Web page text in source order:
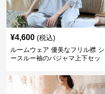
¥4,600 (税込)
ルームウェア 優美なフリル襟 シ
ースルー袖のパジャマ上下セッ